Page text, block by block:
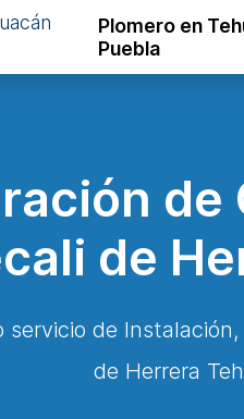
Plomero en
Puebla
de
de
servicio de
de Herrera